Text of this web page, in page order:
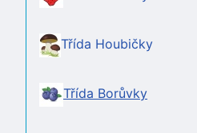
Třída Houbičky
Třída Borůvky